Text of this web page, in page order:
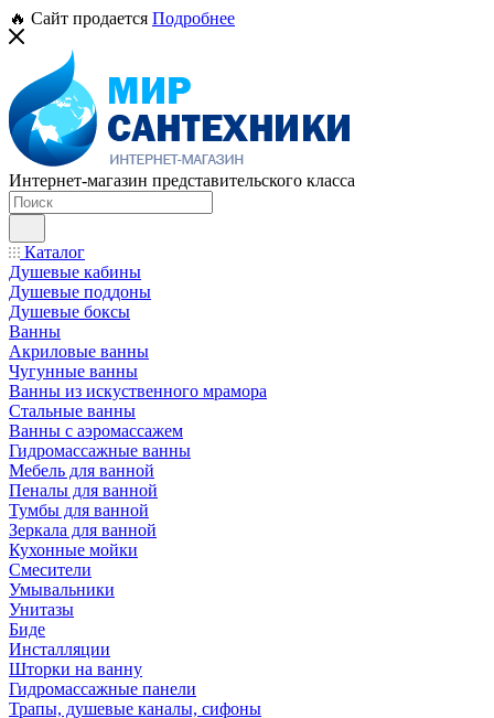
🔥 Сайт продается Подробнее
Интернет-магазин представительского класса
Каталог
Душевые кабины
Душевые поддоны
Душевые боксы
Ванны
Акриловые ванны
Чугунные ванны
Ванны из искуственного мрамора
Стальные ванны
Ванны с аэромассажем
Гидромассажные ванны
Мебель для ванной
Пеналы для ванной
Тумбы для ванной
Зеркала для ванной
Кухонные мойки
Смесители
Умывальники
Унитазы
Биде
Инсталляции
Шторки на ванну
Гидромассажные панели
Трапы, душевые каналы, сифоны